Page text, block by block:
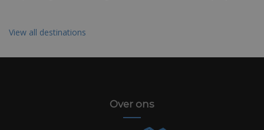
View all destinations
Over ons